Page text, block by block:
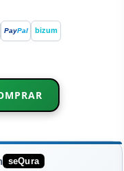
PayPal bizum
seQura